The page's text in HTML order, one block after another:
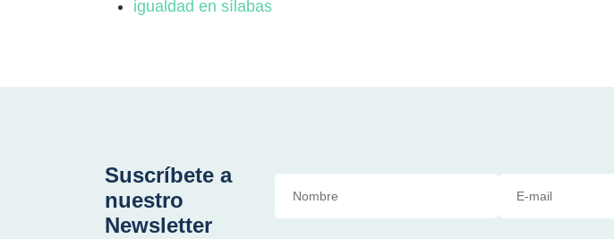
igualdad en sílabas
Suscríbete a
nuestro
Newsletter